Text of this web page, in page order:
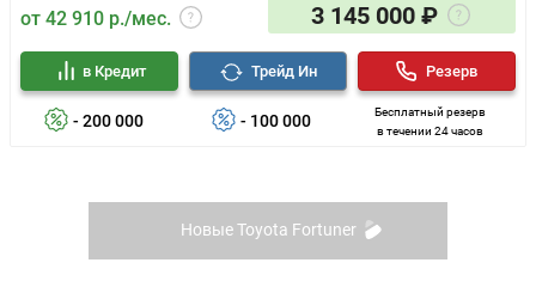
от 42 910 р./мес. 3 145 000 ₽
- 200 000
в Кредит
- 100 000
Трейд Ин
Бесплатный резерв
в течении 24 часов
Резерв
Новые Toyota Fortuner